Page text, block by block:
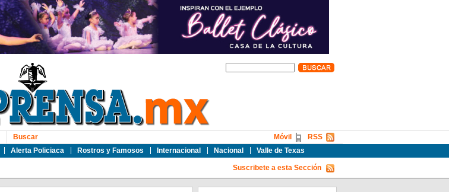
Alerta Policiaca Rostros y Famosos Internacional Nacional Valle de Texas
Buscar RSS
Móvil
Suscribete a esta Sección